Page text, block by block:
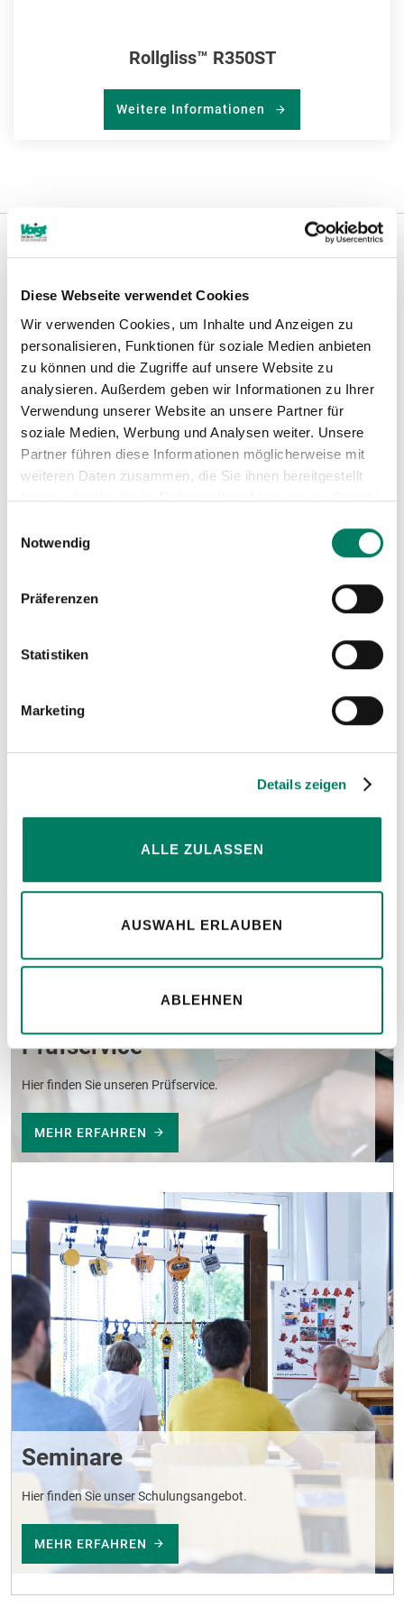
Diese Webseite verwendet Cookies
Wir verwenden Cookies, um Inhalte und Anzeigen zu
personalisieren, Funktionen für soziale Medien anbieten
zu können und die Zugriffe auf unsere Website zu
analysieren. Außerdem geben wir Informationen zu Ihrer
Verwendung unserer Website an unsere Partner für
soziale Medien, Werbung und Analysen weiter. Unsere
Partner führen diese Informationen möglicherweise mit
weiteren Daten zusammen, die Sie ihnen bereitgestellt
haben oder die sie im Rahmen Ihrer Nutzung der Dienste
Notwendig
Präferenzen
Statistiken
Marketing
Details zeigen
ALLE ZULASSEN
AUSWAHL ERLAUBEN
ABLEHNEN
Rollgliss™ R350ST
Weitere Informationen
Hinweise
MEHR ERFAHREN
Prüfservice
Hier finden Sie unseren Prüfservice.
MEHR ERFAHREN
Seminare
Hier finden Sie unser Schulungsangebot.
MEHR ERFAHREN